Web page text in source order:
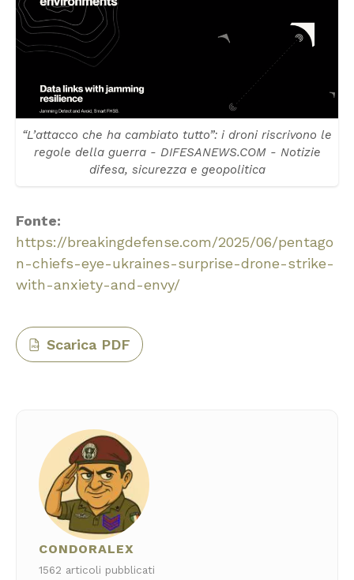
“L’attacco che ha cambiato tutto”: i droni riscrivono le
regole della guerra - DIFESANEWS.COM - Notizie
difesa, sicurezza e geopolitica
Fonte:
https://breakingdefense.com/2025/06/pentago
n-chiefs-eye-ukraines-surprise-drone-strike-
with-anxiety-and-envy/
PDF Scarica PDF
CONDORALEX
1562 articoli pubblicati